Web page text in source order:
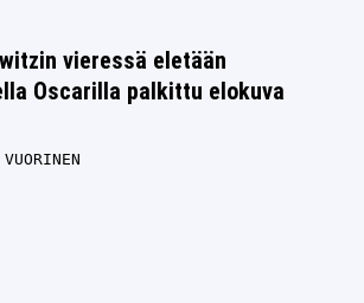
vieressä eletään
Oscarilla palkittu elokuva